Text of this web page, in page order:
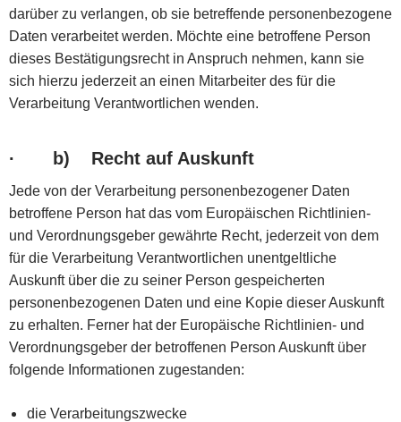
darüber zu verlangen, ob sie betreffende personenbezogene
Daten verarbeitet werden. Möchte eine betroffene Person
dieses Bestätigungsrecht in Anspruch nehmen, kann sie
sich hierzu jederzeit an einen Mitarbeiter des für die
Verarbeitung Verantwortlichen wenden.
· b) Recht auf Auskunft
Jede von der Verarbeitung personenbezogener Daten
betroffene Person hat das vom Europäischen Richtlinien-
und Verordnungsgeber gewährte Recht, jederzeit von dem
für die Verarbeitung Verantwortlichen unentgeltliche
Auskunft über die zu seiner Person gespeicherten
personenbezogenen Daten und eine Kopie dieser Auskunft
zu erhalten. Ferner hat der Europäische Richtlinien- und
Verordnungsgeber der betroffenen Person Auskunft über
folgende Informationen zugestanden:
die Verarbeitungszwecke